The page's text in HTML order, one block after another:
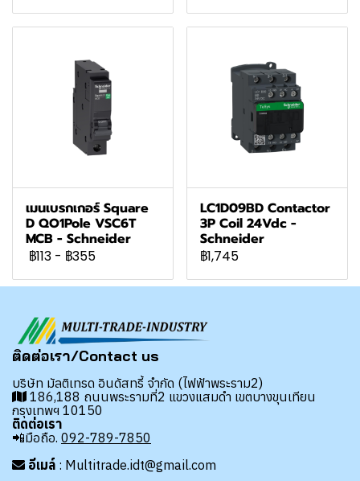
เมนเบรกเกอร์ Square
D QO1Pole VSC6T
MCB - Schneider
฿113 - ฿355
LC1D09BD Contactor
3P Coil 24Vdc -
Schneider
฿1,745
ติดต่อเรา/Contact us
บริษัท มัลติเทรด อินดัสทรี้ จำกัด (ไฟฟ้าพระราม2)
186,188 ถนนพระรามที่2 แขวงแสมดำ เขตบางขุนเทียน
กรุงเทพฯ 10150
ติดต่อเรา
📲มือถือ. 092-789-7850
อีเมล์ : Multitrade.idt@gmail.com